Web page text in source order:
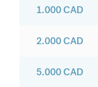
1.000CAD
2.000CAD
5.000CAD